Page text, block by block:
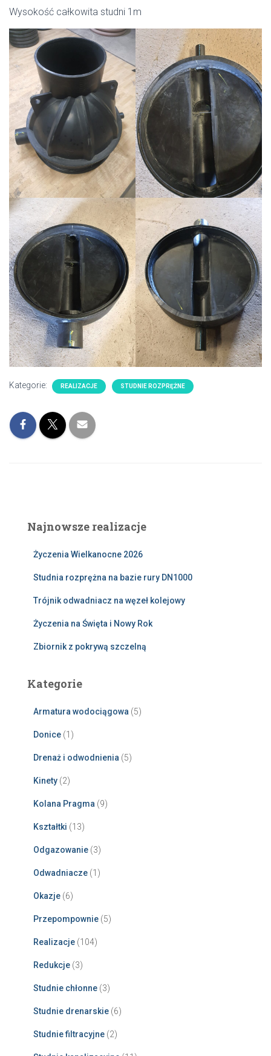
Wysokość całkowita studni 1m
Kategorie: REALIZACJE STUDNIE ROZPRĘŻNE
Najnowsze realizacje
Życzenia Wielkanocne 2026
Studnia rozprężna na bazie rury DN1000
Trójnik odwadniacz na węzeł kolejowy
Życzenia na Święta i Nowy Rok
Zbiornik z pokrywą szczelną
Kategorie
Armatura wodociągowa (5)
Donice (1)
Drenaż i odwodnienia (5)
Kinety (2)
Kolana Pragma (9)
Kształtki (13)
Odgazowanie (3)
Odwadniacze (1)
Okazje (6)
Przepompownie (5)
Realizacje (104)
Redukcje (3)
Studnie chłonne (3)
Studnie drenarskie (6)
Studnie filtracyjne (2)